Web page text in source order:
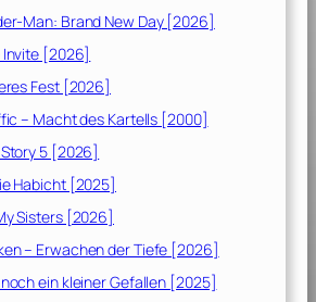
Man: Brand New Day [2026]
Invite [2026]
Fest [2026]
– Macht des Kartells [2000]
5 [2026]
Habicht [2025]
Sisters [2026]
– Erwachen der Tiefe [2026]
ein kleiner Gefallen [2025]